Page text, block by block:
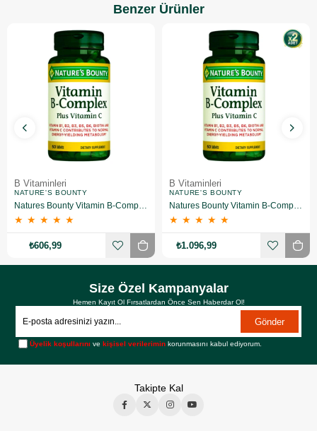
Benzer Ürünler
B Vitaminleri
NATURE'S BOUNTY
Natures Bounty Vitamin B-Complex Plus Takviye Edici Gıda 60 Tablet
★ ★ ★ ★ ★
₺606,99
B Vitaminleri
NATURE'S BOUNTY
Natures Bounty Vitamin B-Complex Plus Takviye Edici Gıda 60 Tablet 2 Adet
★ ★ ★ ★ ★
₺1.096,99
Size Özel Kampanyalar
Hemen Kayıt Ol Fırsatlardan Önce Sen Haberdar Ol!
Gönder
Üyelik koşullarını vekişisel verilerimin korunmasını kabul ediyorum.
Takipte Kal